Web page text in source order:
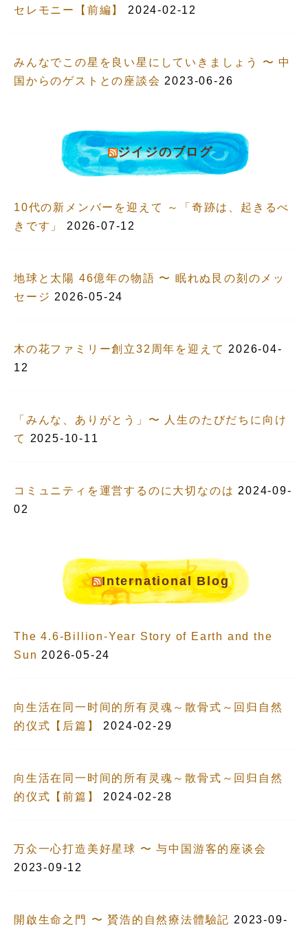
セレモニー【前編】
2024-02-12
みんなでこの星を良い星にしていきましょう 〜 中
国からのゲストとの座談会 2023-06-26
ジイジのブログ
10代の新メンバーを迎えて ～「奇跡は、起きるべ
きです」
2026-07-12
地球と太陽 46億年の物語 〜 眠れぬ艮の刻のメッ
セージ 2026-05-24
木の花ファミリー創立32周年を迎えて 2026-04-
12
「みんな、ありがとう」〜 人生のたびだちに向け
て
2025-10-11
コミュニティを運営するのに大切なのは 2024-09-
02
International Blog
The 4.6-Billion-Year Story of Earth and the
Sun 2026-05-24
向生活在同一时间的所有灵魂～散骨式～回归自然
的仪式【后篇】
2024-02-29
向生活在同一时间的所有灵魂～散骨式～回归自然
的仪式【前篇】
2024-02-28
万众一心打造美好星球 〜 与中国游客的座谈会
2023-09-12
開啟生命之門 〜 贇浩的自然療法體驗記 2023-09-